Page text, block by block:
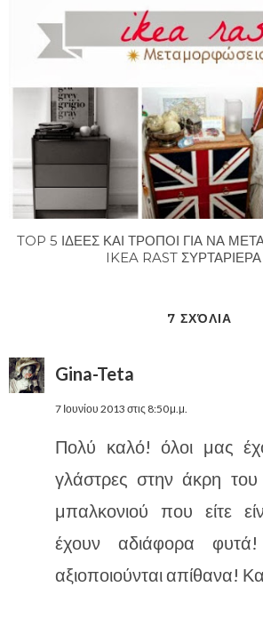
TOP 5 ΙΔΕΕΣ ΚΑΙ ΤΡΟΠΟΙ ΓΙΑ ΝΑ
IKEA RAST
7 ΣΧΌΛΙΑ
Gina-Teta
7 Ιουνίου 2013 στις 8:50 μ.μ.
Πολύ καλό! όλοι μας
γλάστρες στην άκρη
μπαλκονιού που είτε
έχουν αδιάφορα
αξιοποιούνται απίθανα!